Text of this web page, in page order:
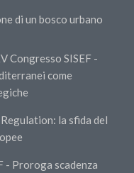
di un bosco urbano
Congresso SISEF -
come
la sfida del
- Proroga scadenza